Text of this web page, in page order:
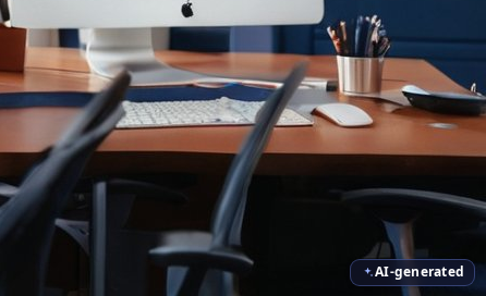
AI-generated